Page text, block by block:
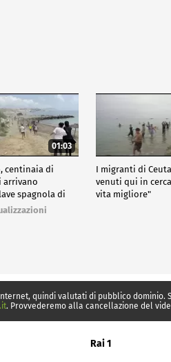
01:03
centinaia di
arrivano
spagnola di
I migranti di
venuti qui in
vita migliore"
quindi valutati di pubblico
. Provvederemo alla cancellazione del
Rai 1